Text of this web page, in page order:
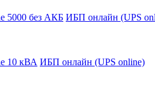
5000 без АКБ ИБП онлайн (UPS
10 кВА ИБП онлайн (UPS online)